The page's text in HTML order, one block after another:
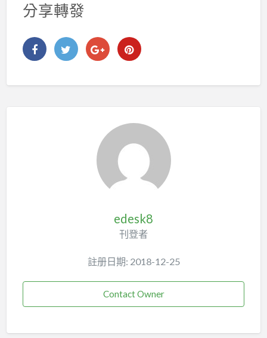
分享轉發
edesk8
刊登者
註册日期: 2018-12-25
Contact Owner